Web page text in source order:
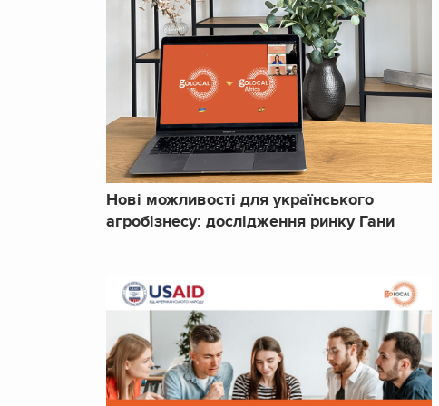
Нові можливості для українського
агробізнесу: дослідження ринку Гани